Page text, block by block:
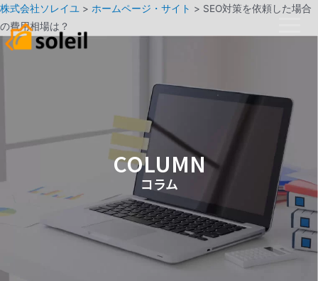
株式会社ソレイユ > ホームページ・サイト > SEO対策を依頼した場合
の費用相場は？
COLUMN
コラム